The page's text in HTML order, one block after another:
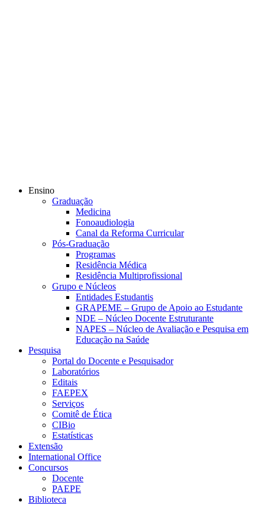
Ensino
Graduação
Medicina
Fonoaudiologia
Canal da Reforma Curricular
Pós-Graduação
Programas
Residência Médica
Residência Multiprofissional
Grupo e Núcleos
Entidades Estudantis
GRAPEME – Grupo de Apoio ao Estudante
NDE – Núcleo Docente Estruturante
NAPES – Núcleo de Avaliação e Pesquisa em
Educação na Saúde
Pesquisa
Portal do Docente e Pesquisador
Laboratórios
Editais
FAEPEX
Serviços
Comitê de Ética
CIBio
Estatísticas
Extensão
International Office
Concursos
Docente
PAEPE
Biblioteca